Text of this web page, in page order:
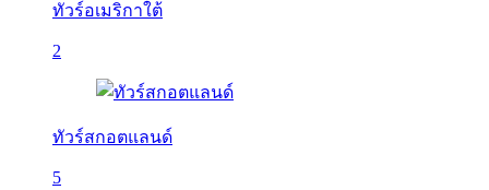
ทัวร์อเมริกาใต้
2
ทัวร์สกอตแลนด์
5